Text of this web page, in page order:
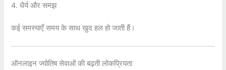
4. धैर्य और समझ
कई समस्याएँ समय के साथ खुद हल हो जाती हैं।
ऑनलाइन ज्योतिष सेवाओं की बढ़ती लोकप्रियता